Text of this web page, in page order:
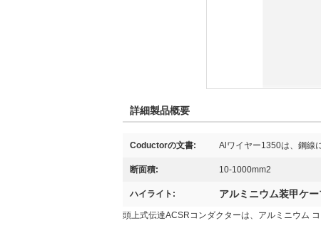
詳細製品概要
Coductorの文書: Alワイヤー1350は、鋼線
断面積: 10-1000mm2
ハイライト: アルミニウム装甲ケ
頭上式伝達ACSRコンダクターは、アルミニウム